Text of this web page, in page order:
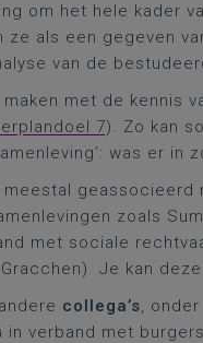
om het hele kader
ze als een gegeven
van de
met de kennis
7). Zo kan
was er in
zoals
met sociale
Je kan
collega’s, onder
verband met